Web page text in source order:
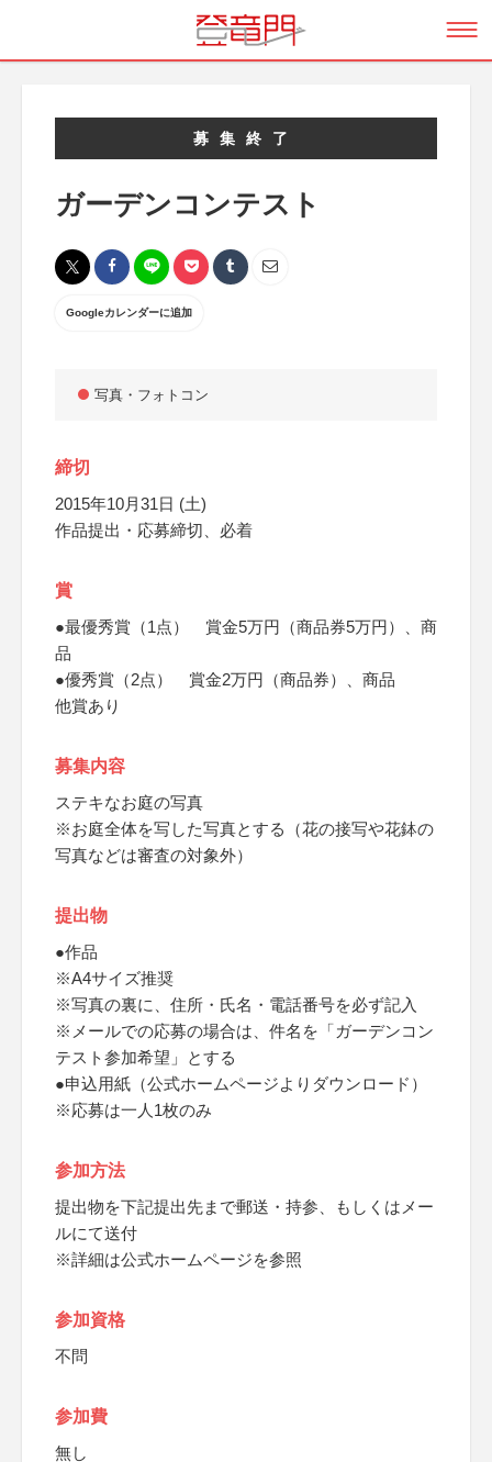
募集終了
ガーデンコンテスト
Googleカレンダーに追加
写真・フォトコン
締切
2015年10月31日 (土)
作品提出・応募締切、必着
賞
●最優秀賞（1点） 賞金5万円（商品券5万円）、商
品
●優秀賞（2点） 賞金2万円（商品券）、商品
他賞あり
募集内容
ステキなお庭の写真
※お庭全体を写した写真とする（花の接写や花鉢の
写真などは審査の対象外）
提出物
●作品
※A4サイズ推奨
※写真の裏に、住所・氏名・電話番号を必ず記入
※メールでの応募の場合は、件名を「ガーデンコン
テスト参加希望」とする
●申込用紙（公式ホームページよりダウンロード）
※応募は一人1枚のみ
参加方法
提出物を下記提出先まで郵送・持参、もしくはメー
ルにて送付
※詳細は公式ホームページを参照
参加資格
不問
参加費
無し